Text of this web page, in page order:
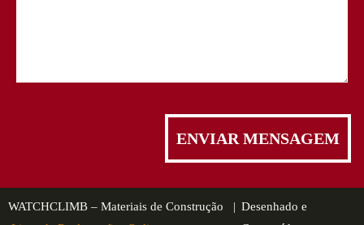
WATCHCLIMB – Materiais de Construção | Desenhado e